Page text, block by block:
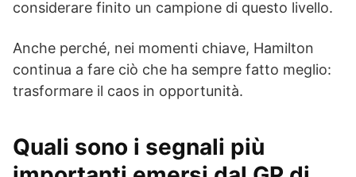
considerare finito un campione di questo livello.
Anche perché, nei momenti chiave, Hamilton
continua a fare ciò che ha sempre fatto meglio:
trasformare il caos in opportunità.
Quali sono i segnali più